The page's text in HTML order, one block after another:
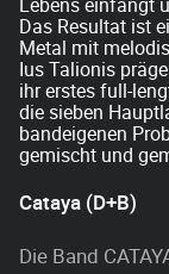
Das Resultat ist
Metal mit
Ius Talionis
ihr erstes full-
die sieben
bandeigenen
gemischt und
Cataya (D+B)
Die Band